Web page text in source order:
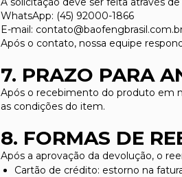
WhatsApp: (45) 92000-1866
E-mail:
Após o contato, nossa equipe
7. PRAZO PARA
Após o recebimento do produto em
as condições do item.
8. FORMAS DE
Após a aprovação da devolução, o
Cartão de crédito: estorno na